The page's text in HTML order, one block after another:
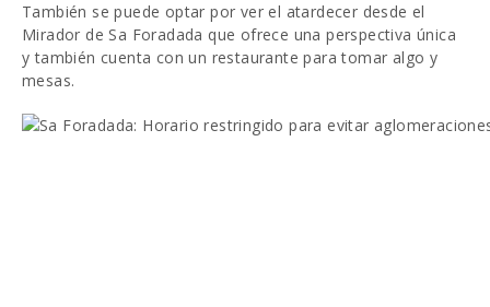
También se puede optar por ver el atardecer desde el
Mirador de Sa Foradada que ofrece una perspectiva única
y también cuenta con un restaurante para tomar algo y
mesas.